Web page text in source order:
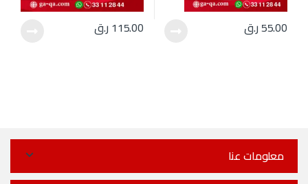
55.00ر.ق 115.00 ر.ق
معلومات عنا